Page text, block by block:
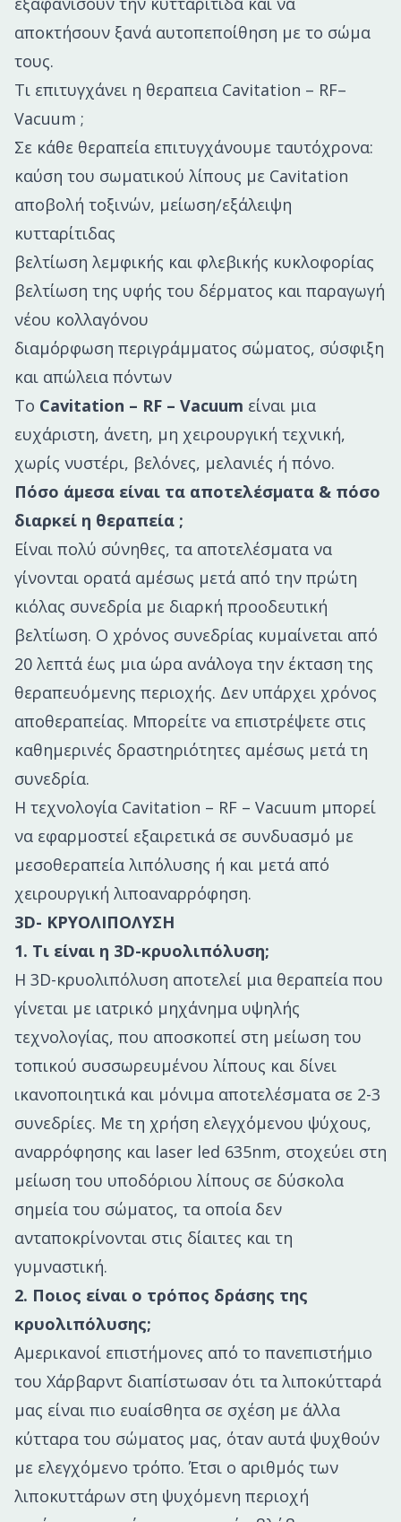
αποκτήσουν ξανά αυτοπεποίθηση με το σώμα
τους.
Τι επιτυγχάνει η θεραπεια Cavitation – RF–
Vacuum ;
Σε κάθε θεραπεία επιτυγχάνουμε ταυτόχρονα:
καύση του σωματικού λίπους με Cavitation
αποβολή τοξινών, μείωση/εξάλειψη
κυτταρίτιδας
βελτίωση λεμφικής και φλεβικής κυκλοφορίας
βελτίωση της υφής του δέρματος και παραγωγή
νέου κολλαγόνου
διαμόρφωση περιγράμματος σώματος, σύσφιξη
και απώλεια πόντων
Το Cavitation – RF – Vacuum είναι μια
ευχάριστη, άνετη, μη χειρουργική τεχνική,
χωρίς νυστέρι, βελόνες, μελανιές ή πόνο.
Πόσο άμεσα είναι τα αποτελέσματα & πόσο
διαρκεί η θεραπεία ;
Είναι πολύ σύνηθες, τα αποτελέσματα να
γίνονται ορατά αμέσως μετά από την πρώτη
κιόλας συνεδρία με διαρκή προοδευτική
βελτίωση. Ο χρόνος συνεδρίας κυμαίνεται από
20 λεπτά έως μια ώρα ανάλογα την έκταση της
θεραπευόμενης περιοχής. Δεν υπάρχει χρόνος
αποθεραπείας. Μπορείτε να επιστρέψετε στις
καθημερινές δραστηριότητες αμέσως μετά τη
συνεδρία.
Η τεχνολογία Cavitation – RF – Vacuum μπορεί
να εφαρμοστεί εξαιρετικά σε συνδυασμό με
μεσοθεραπεία λιπόλυσης ή και μετά από
χειρουργική λιποαναρρόφηση.
3D- ΚΡΥΟΛΙΠΟΛΥΣΗ
1. Τι είναι η 3D-κρυολιπόλυση;
Η 3D-κρυολιπόλυση αποτελεί μια θεραπεία που
γίνεται με ιατρικό μηχάνημα υψηλής
τεχνολογίας, που αποσκοπεί στη μείωση του
τοπικού συσσωρευμένου λίπους και δίνει
ικανοποιητικά και μόνιμα αποτελέσματα σε 2-3
συνεδρίες. Με τη χρήση ελεγχόμενου ψύχους,
αναρρόφησης και laser led 635nm, στοχεύει στη
μείωση του υποδόριου λίπους σε δύσκολα
σημεία του σώματος, τα οποία δεν
ανταποκρίνονται στις δίαιτες και τη
γυμναστική.
2. Ποιος είναι ο τρόπος δράσης της
κρυολιπόλυσης;
Αμερικανοί επιστήμονες από το πανεπιστήμιο
του Χάρβαρντ διαπίστωσαν ότι τα λιποκύτταρά
μας είναι πιο ευαίσθητα σε σχέση με άλλα
κύτταρα του σώματος μας, όταν αυτά ψυχθούν
με ελεγχόμενο τρόπο. Έτσι ο αριθμός των
λιποκυττάρων στη ψυχόμενη περιοχή